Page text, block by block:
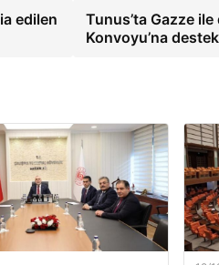
edilen
Tunus’ta Gazze
Konvoyu’na